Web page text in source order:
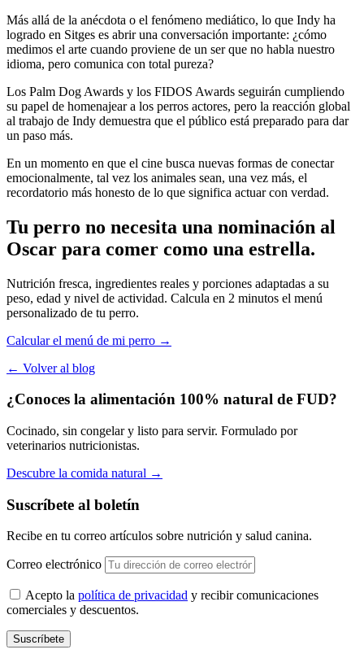
Más allá de la anécdota o el fenómeno mediático, lo que Indy ha
logrado en Sitges es abrir una conversación importante: ¿cómo
medimos el arte cuando proviene de un ser que no habla nuestro
idioma, pero comunica con total pureza?
Los Palm Dog Awards y los FIDOS Awards seguirán cumpliendo
su papel de homenajear a los perros actores, pero la reacción global
al trabajo de Indy demuestra que el público está preparado para dar
un paso más.
En un momento en que el cine busca nuevas formas de conectar
emocionalmente, tal vez los animales sean, una vez más, el
recordatorio más honesto de lo que significa actuar con verdad.
Tu perro no necesita una nominación al
Oscar para comer como una estrella.
Nutrición fresca, ingredientes reales y porciones adaptadas a su
peso, edad y nivel de actividad. Calcula en 2 minutos el menú
personalizado de tu perro.
Calcular el menú de mi perro →
← Volver al blog
¿Conoces la alimentación 100% natural de FUD?
Cocinado, sin congelar y listo para servir. Formulado por
veterinarios nutricionistas.
Descubre la comida natural →
Suscríbete al boletín
Recibe en tu correo artículos sobre nutrición y salud canina.
Correo electrónico
Acepto la política de privacidad y recibir comunicaciones
comerciales y descuentos.
Suscríbete